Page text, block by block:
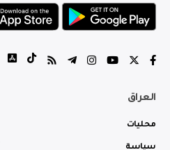
العراق
محليات
سياسة